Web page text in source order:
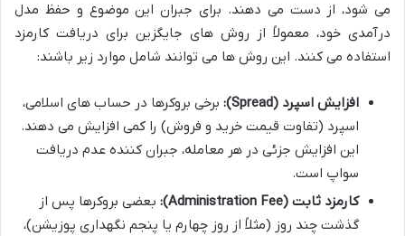
می شود، از دست می دهند. برای جبران این موضوع و حفظ مدل
درآمدی خود، معمولاً از روش های جایگزین برای دریافت کارمزد
استفاده می کنند. این روش ها می توانند شامل موارد زیر باشند:
افزایش اسپرد (Spread):
برخی بروکرها در حساب های اسلامی،
اسپرد (تفاوت قیمت خرید و فروش) را کمی افزایش می دهند.
این افزایش جزئی در هر معامله، جبران کننده عدم دریافت
سواپ است.
کارمزد ثابت (Administration Fee):
بعضی بروکرها پس از
گذشت چند روز (مثلاً از روز چهارم یا پنجم نگهداری پوزیشن)،